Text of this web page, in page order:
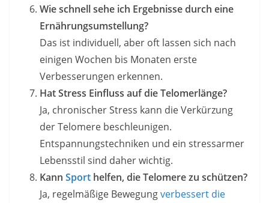
Wie schnell sehe ich Ergebnisse durch eine
Ernährungsumstellung?
Das ist individuell, aber oft lassen sich nach
einigen Wochen bis Monaten erste
Verbesserungen erkennen.
Hat Stress Einfluss auf die Telomerlänge?
Ja, chronischer Stress kann die Verkürzung
der Telomere beschleunigen.
Entspannungstechniken und ein stressarmer
Lebensstil sind daher wichtig.
Kann Sport helfen, die Telomere zu schützen?
Ja, regelmäßige Bewegungverbessert die